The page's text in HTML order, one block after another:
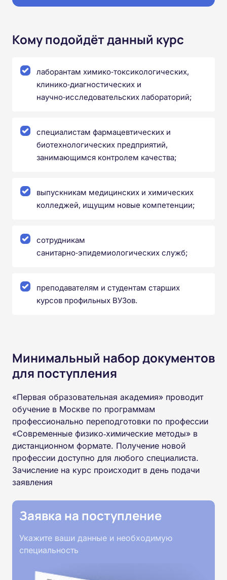
Кому подойдёт данный курс
лаборантам химико‑токсикологических,
клинико‑диагностических и
научно‑исследовательских лабораторий;
специалистам фармацевтических и
биотехнологических предприятий,
занимающимся контролем качества;
выпускникам медицинских и химических
колледжей, ищущим новые компетенции;
сотрудникам
санитарно‑эпидемиологических служб;
преподавателям и студентам старших
курсов профильных ВУЗов.
Минимальный набор документов
для поступления
«Первая образовательная академия» проводит
обучение в Москве по программам
профессионально переподготовки по профессии
«Современные физико‑химические методы» в
дистанционном формате. Получение новой
профессии доступно для любого специалиста.
Зачисление на курс происходит в день подачи
заявления
Заявка на поступление
Укажите ваши данные и необходимую
специальность